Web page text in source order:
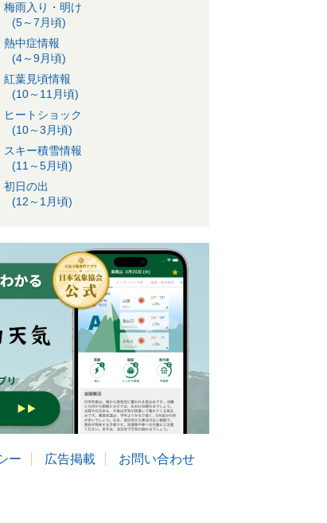
梅雨入り・明け
(5～7月頃)
熱中症情報
(4～9月頃)
紅葉見頃情報
(10～11月頃)
ヒートショック
(10～3月頃)
スキー積雪情報
(11～5月頃)
初日の出
(12～1月頃)
ー 広告掲載 お問い合わせ